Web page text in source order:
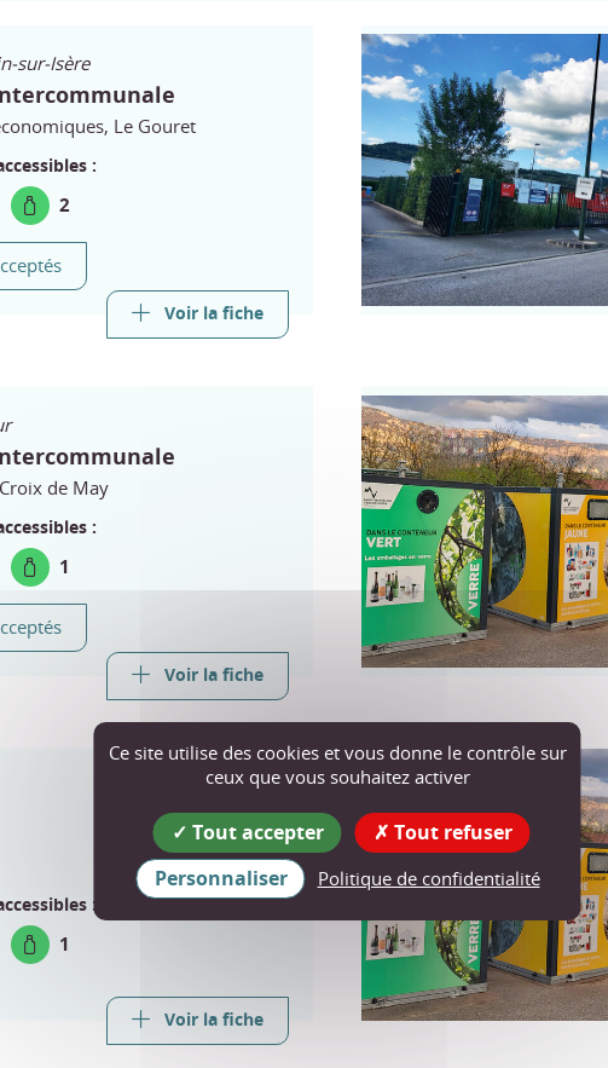
sur-Isère
Le Gouret
:
2
Voir la fiche
de May
:
1
Voir la fiche
:
1
Voir la fiche
Ce site utilise des cookies et vous donne le contrôle sur
ceux que vous souhaitez activer
Tout accepter
Tout refuser
Personnaliser
Politique de confidentialité